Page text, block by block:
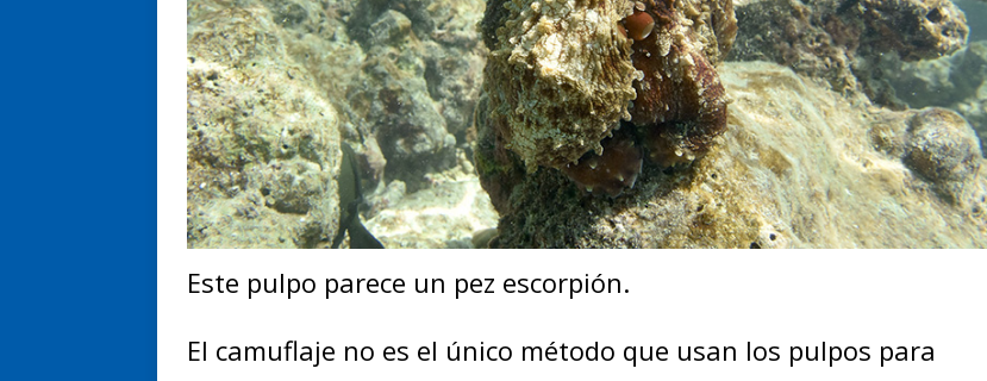
Este pulpo parece un pez escorpión.
El camuflaje no es el único método que usan los pulpos para